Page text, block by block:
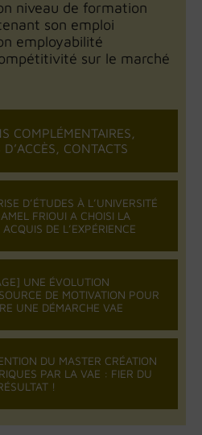
niveau de formation
son emploi
employabilité
sur le marché
COMPLÉMENTAIRES,
CONTACTS
D’ÉTUDES À L’UNIVERSITÉ
FRIOUI A CHOISI LA
DE L’EXPÉRIENCE
UNE ÉVOLUTION
DE MOTIVATION POUR
UNE DÉMARCHE VAE
DU MASTER CRÉATION
PAR LA VAE : FIER DU
!